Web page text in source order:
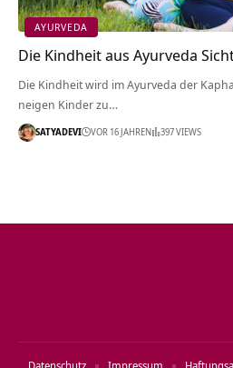
AYURVEDA
Die Kindheit aus Ayurveda
Die Kindheit wird im Ayurveda der
neigen Kinder zu…
SATYADEVI VOR 16 JAHREN 397 VIEWS